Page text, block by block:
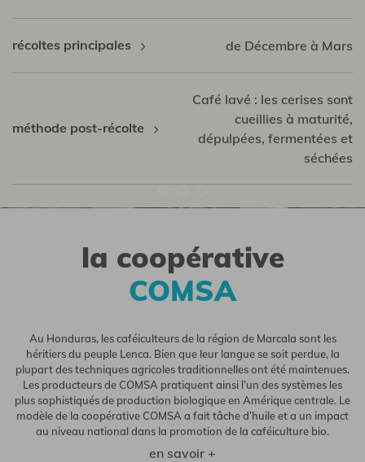
récoltes principales de Décembre à Mars
méthode post-récolte
Café lavé : les cerises sont
cueillies à maturité,
dépulpées, fermentées et
séchées
la coopérative
COMSA
Au Honduras, les caféiculteurs de la région de Marcala sont les
héritiers du peuple Lenca. Bien que leur langue se soit perdue, la
plupart des techniques agricoles traditionnelles ont été maintenues.
Les producteurs de COMSA pratiquent ainsi l’un des systèmes les
plus sophistiqués de production biologique en Amérique centrale. Le
modèle de la coopérative COMSA a fait tâche d’huile et a un impact
au niveau national dans la promotion de la caféiculture bio.
en savoir +